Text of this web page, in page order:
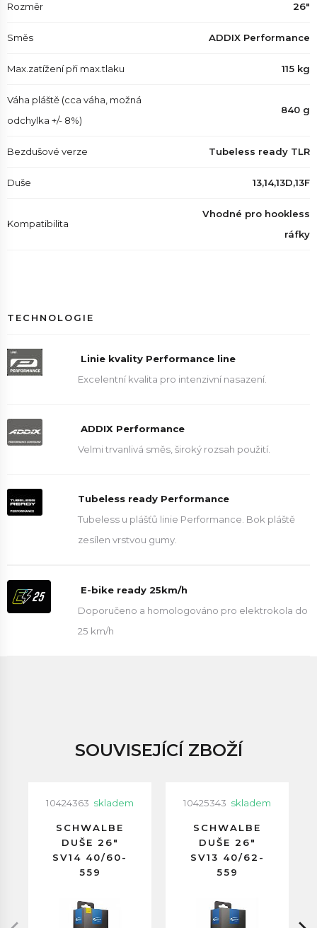
Rozměr 26"
Směs ADDIX Performance
Max.zatížení při max.tlaku 115 kg
Váha pláště (cca váha, možná
odchylka +/- 8%)
840 g
Bezdušové verze Tubeless ready TLR
Duše 13,14,13D,13F
Kompatibilita
Vhodné pro hookless
ráfky
TECHNOLOGIE
Linie kvality Performance line
Excelentní kvalita pro intenzivní nasazení.
ADDIX Performance
Velmi trvanlivá směs, široký rozsah použití.
Tubeless ready Performance
Tubeless u plášťů linie Performance. Bok pláště
zesílen vrstvou gumy.
E-bike ready 25km/h
Doporučeno a homologováno pro elektrokola do
25 km/h
SOUVISEJÍCÍ ZBOŽÍ
10424363 skladem
SCHWALBE
DUŠE 26"
SV14 40/60-
559
VENTILEK
60MM
10425343 skladem
SCHWALBE
DUŠE 26"
SV13 40/62-
559
VENTILEK
40MM